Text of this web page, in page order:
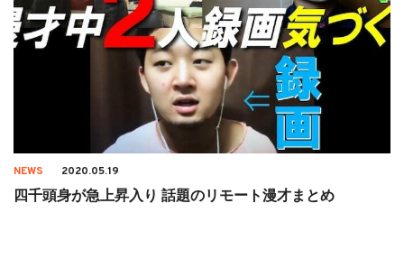
NEWS 2020.05.19
四千頭身が急上昇入り 話題のリモート漫才まとめ